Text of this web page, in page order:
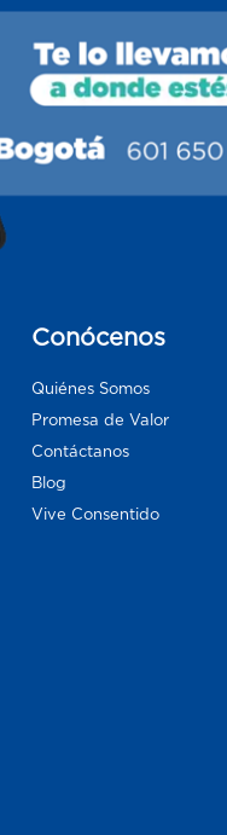
Conócenos
Quiénes Somos
Promesa de Valor
Contáctanos
Blog
Vive Consentido